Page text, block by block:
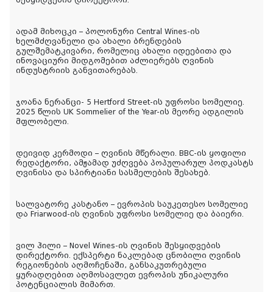
ადამ მიხოცკი – პოლონური Central Wines-ის
ხელმძღვანელი და ახალი ბრენდების
გულშემატკივარი, რომელიც ახალი იდეებითა და
ინოვაციური მიდგომებით აძლიერებს ღვინის
ინდუსტრიის განვითარებას.
ჯოანა ნერანცი- 5 Hertford Street-ის უფროსი სომელიე.
2025 წლის UK Sommelier of the Year-ის მეორე ადგილის
მფლობელი.
დეივიდ კერმოდი – ღვინის მწერალი. BBC-ის ყოფილი
რედაქტორი, ამჟამად უძღვება პოპულარულ პოდკასტს
ღვინისა და სპირტიანი სასმელების შესახებ.
სალვატორე კასტანო – ევროპის საუკეთესო სომელიე
და Friarwood-ის ღვინის უფროსი სომელიე და ბაიერი.
ვილ ჰილი – Novel Wines-ის ღვინის შესყიდვების
დირექტორი. ექსპერტი ნაკლებად ცნობილი ღვინის
რეგიონების აღმოჩენაში, განსაკუთრებული
ყურადღებით აღმოსავლეთ ევროპის უნიკალური
პოტენციალის მიმართ.